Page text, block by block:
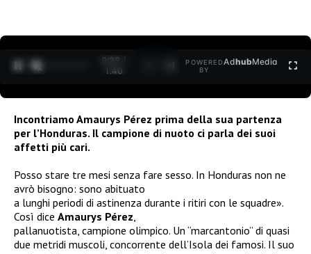
0:30 /
1:40
POWERED
BY
AdhubMedia
Incontriamo Amaurys Pérez prima della sua partenza
per l’Honduras. Il campione di nuoto ci parla dei suoi
affetti più cari.
Posso stare tre mesi senza fare sesso. In Honduras non ne
avrò bisogno: sono abituato
a lunghi periodi di astinenza durante i ritiri con le squadre».
Così dice Amaurys Pérez
pallanuotista, campione olimpico. Un “marcantonio” di quasi
due metridi muscoli, concorrente dell’Isola dei famosi. Il suo